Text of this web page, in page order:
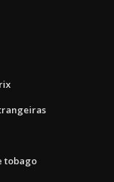
tobago